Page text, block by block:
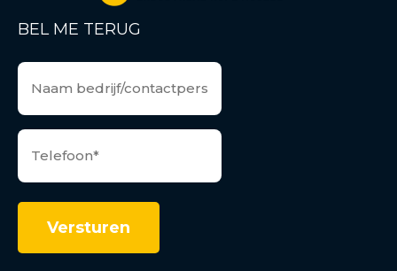
BEL ME TERUG